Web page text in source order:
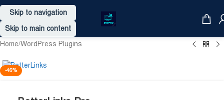
Skip to navigation
Skip to main content
Home/WordPress Plugins
-46%